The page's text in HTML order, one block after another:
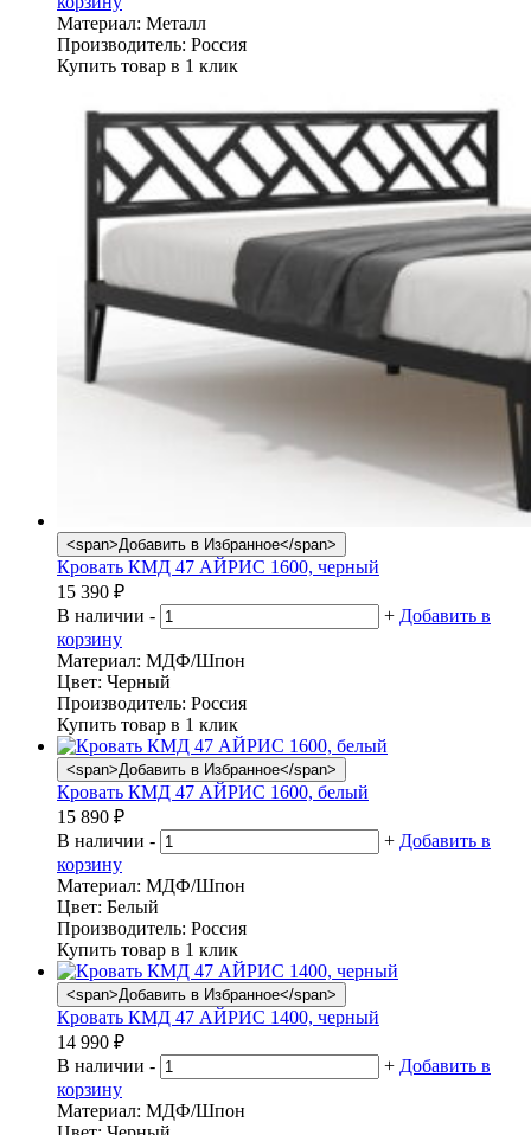
Материал: Металл
Производитель: Россия
Купить товар в 1 клик
<span>Добавить в Избранное</span>
Кровать КМД 47 АЙРИС 1600, черный
15 390 ₽
В наличии - + Добавить в
корзину
Материал: МДФ/Шпон
Цвет: Черный
Производитель: Россия
Купить товар в 1 клик
<span>Добавить в Избранное</span>
Кровать КМД 47 АЙРИС 1600, белый
15 890 ₽
В наличии - + Добавить в
корзину
Материал: МДФ/Шпон
Цвет: Белый
Производитель: Россия
Купить товар в 1 клик
<span>Добавить в Избранное</span>
Кровать КМД 47 АЙРИС 1400, черный
14 990 ₽
В наличии - + Добавить в
корзину
Материал: МДФ/Шпон